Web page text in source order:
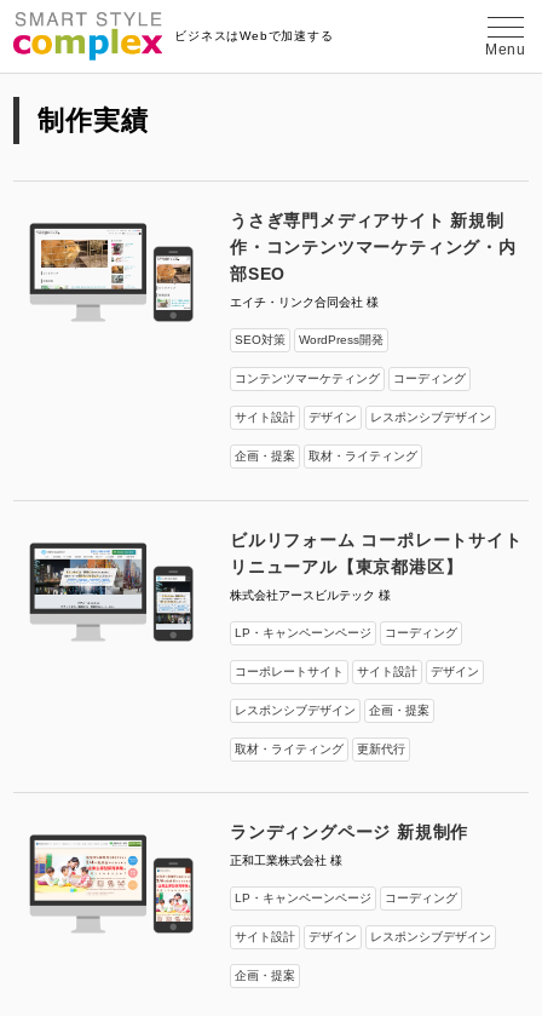
埼玉県さいたま市のWeb制作・コンテ
ビジネスはWebで加速する
Menu
制作実績
うさぎ専門メディアサイト 新規制
作・コンテンツマーケティング・内
部SEO
エイチ・リンク合同会社 様
SEO対策 WordPress開発
コンテンツマーケティング コーディング
サイト設計 デザイン レスポンシブデザイン
企画・提案 取材・ライティング
ビルリフォーム コーポレートサイト
リニューアル【東京都港区】
株式会社アースビルテック 様
LP・キャンペーンページ コーディング
コーポレートサイト サイト設計 デザイン
レスポンシブデザイン 企画・提案
取材・ライティング 更新代行
ランディングページ 新規制作
正和工業株式会社 様
LP・キャンペーンページ コーディング
サイト設計 デザイン レスポンシブデザイン
企画・提案